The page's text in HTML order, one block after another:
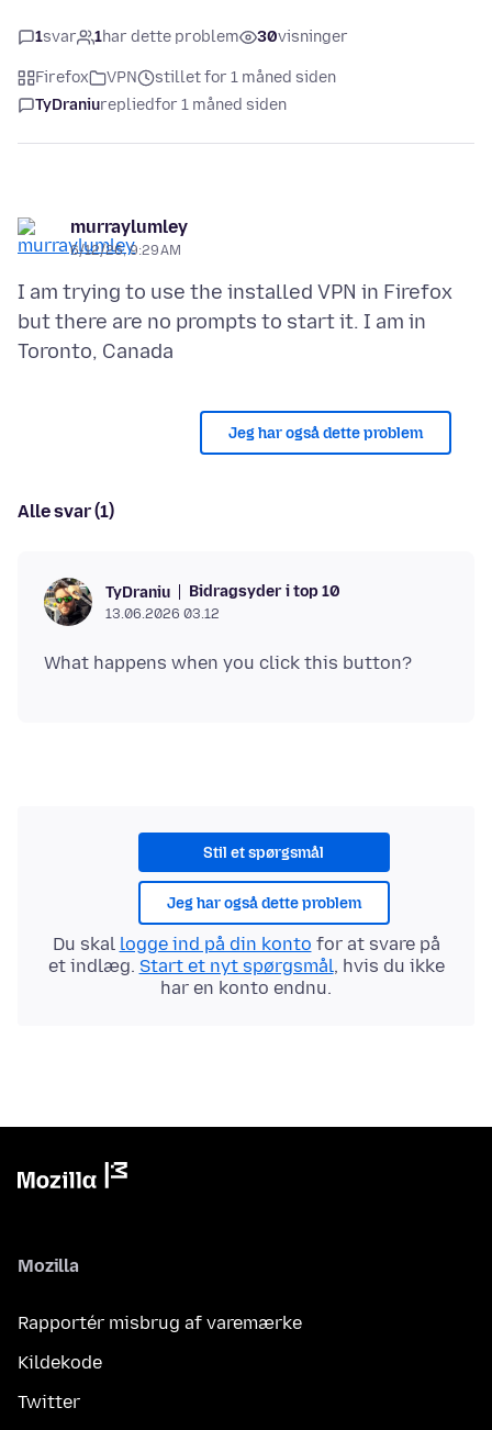
1svar 1har dette problem 30visninger
Firefox VPN
stillet for 1 måned siden
TyDraniurepliedfor 1 måned siden
murraylumley
6/12/26, 9:29 AM
I am trying to use the installed VPN in Firefox
but there are no prompts to start it. I am in
Jeg har også dette problem
Alle svar (1)
TyDraniu Bidragsyder i top 10
13.06.2026 03.12
Stil et spørgsmål
Jeg har også dette problem
Du skal logge ind på din konto for at svare på
et indlæg. Start et nyt spørgsmål, hvis du ikke
har en konto endnu.
Mozilla
Rapportér misbrug af varemærke
Kildekode
Twitter